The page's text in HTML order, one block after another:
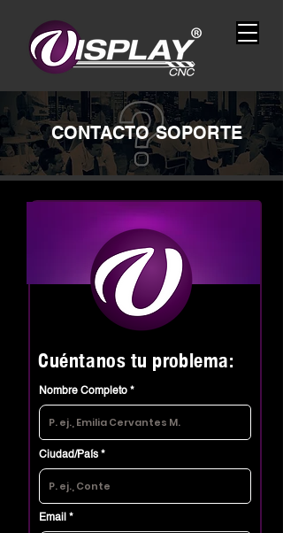
CONTACTO SOPORTE
Cuéntanos tu problema:
Nombre Completo
Ciudad/País
Email